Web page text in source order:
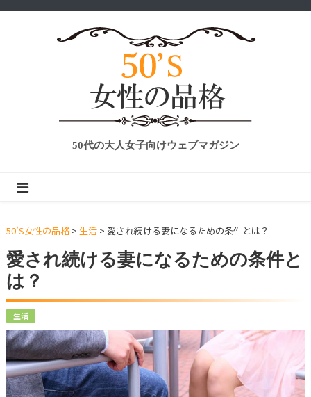
50代の大人女子向けウェブマガジン
50’S女性の品格> 生活> 愛され続ける妻になるための条件とは？
愛され続ける妻になるための条件と
は？
生活